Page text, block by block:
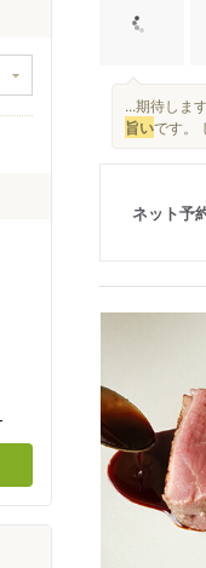
...期待しま
旨いです。
ネット予